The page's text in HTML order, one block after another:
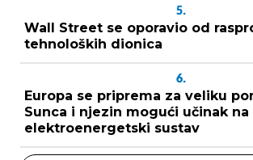
5.
Wall Street se oporavio od
tehnoloških dionica
6.
Europa se priprema za veliku
Sunca i njezin mogući učinak na
elektroenergetski sustav